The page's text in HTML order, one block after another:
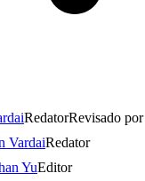
RedatorRevisado por
VardaiRedator
YuEditor